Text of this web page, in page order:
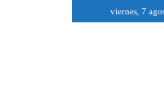
viernes, 7